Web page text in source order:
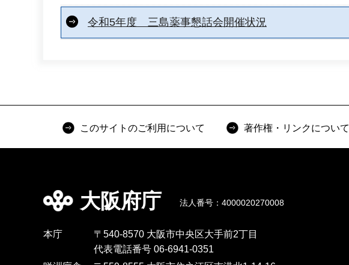
令和5年度 三島薬事懇話会開催状況
このサイトのご利用について 著作権・リンクについて
大阪府庁 法人番号：4000020270008
本庁
〒540-8570 大阪市中央区大手前2丁目
代表電話番号 06-6941-0351